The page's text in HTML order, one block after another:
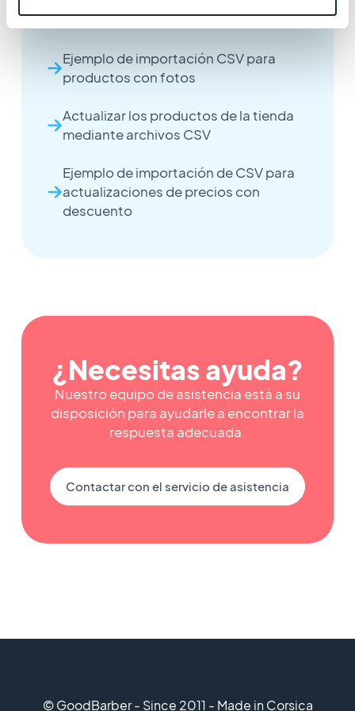
archivos CSV
Ejemplo de importación CSV para
productos con fotos
Actualizar los productos de la tienda
mediante archivos CSV
Ejemplo de importación de CSV para
actualizaciones de precios con
descuento
¿Necesitas ayuda?
Nuestro equipo de asistencia está a su
disposición para ayudarle a encontrar la
respuesta adecuada.
Contactar con el servicio de asistencia
© GoodBarber - Since 2011 - Made in Corsica